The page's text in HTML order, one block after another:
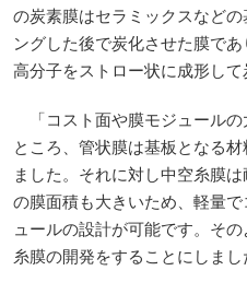
の炭素膜はセラミックスなど
ングした後で炭化させた膜で
高分子をストロー状に成形して
「コスト面や膜モジュールの
ところ、管状膜は基板となる
ました。それに対し中空糸膜
の膜面積も大きいため、軽量
ュールの設計が可能です。そ
糸膜の開発をすることにしまし